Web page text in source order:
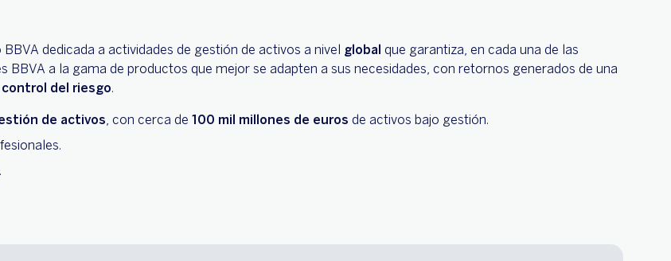
dedicada a actividades de gestión de activos a nivel global que garantiza, en cada una de las
a la gama de productos que mejor se adapten a sus necesidades, con retornos generados de una
del riesgo.
de activos, con cerca de 100 mil millones de euros de activos bajo gestión.